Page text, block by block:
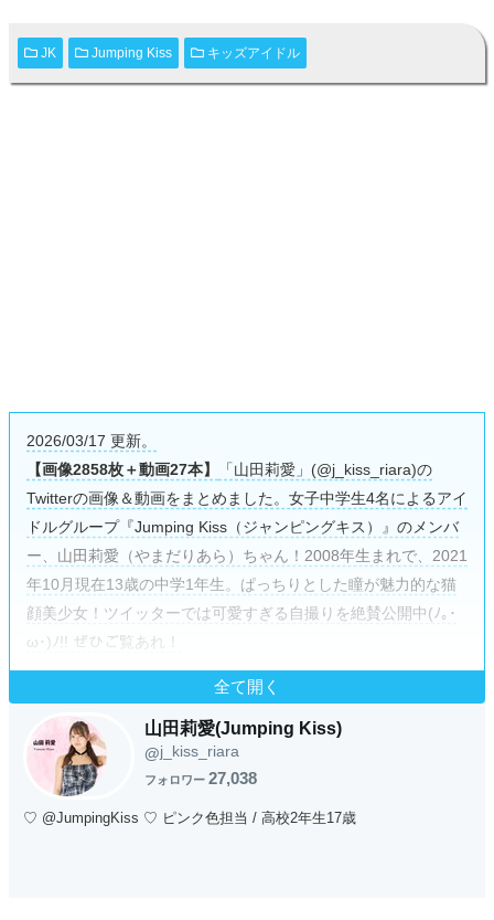
JK Jumping Kiss キッズアイドル
2026/03/17 更新。
【画像2858枚＋動画27本】
「山田莉愛」(@j_kiss_riara)の
Twitterの画像＆動画をまとめました。女子中学生4名によるアイ
ドルグループ『Jumping Kiss（ジャンピングキス）』のメンバ
ー、山田莉愛（やまだりあら）ちゃん！2008年生まれで、2021
年10月現在13歳の中学1年生。ぱっちりとした瞳が魅力的な猫
顔美少女！ツイッターでは可愛すぎる自撮りを絶賛公開中(ﾉ｡･
ω･)ﾉ!! ぜひご覧あれ！
全て開く
山田莉愛(Jumping Kiss)
@j_kiss_riara
フォロワー 27,038
♡ @JumpingKiss ♡ ピンク色担当 / 高校2年生17歳